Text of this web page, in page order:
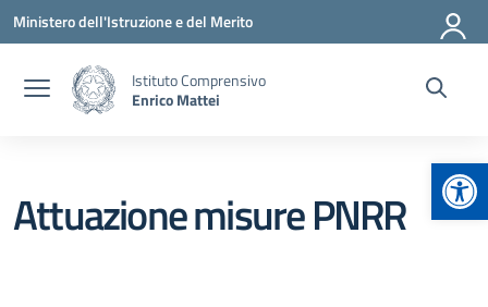
Vai ai contenuti
Vai al menu di navigazione
Vai al footer
Ministero dell'Istruzione e del Merito
Istituto Comprensivo
Enrico Mattei
Attuazione misure PNRR